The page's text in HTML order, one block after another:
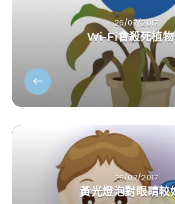
26/07/2017
Wi-Fi會殺死植物
26/07/2017
黃光燈泡對眼睛較